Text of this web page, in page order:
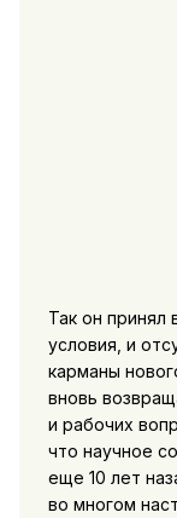
Так он принял
условия, и
карманы
вновь
и рабочих
что научное
еще 10 лет
во многом